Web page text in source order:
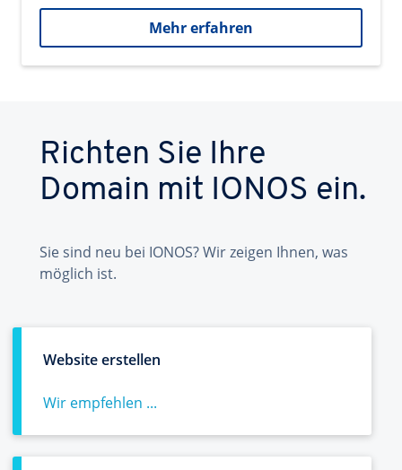
Mehr erfahren
Richten Sie Ihre
Domain mit IONOS ein.
Sie sind neu bei IONOS? Wir zeigen Ihnen, was
möglich ist.
Website erstellen
Wir empfehlen ...